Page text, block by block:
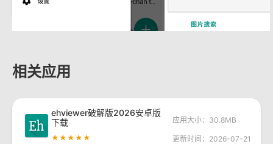
相关应用
ehviewer破解版2026安卓版
下载
★★★★★
应用大小：30.8MB
更新时间：2026-07-21